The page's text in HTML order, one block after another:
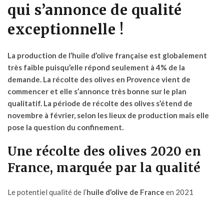
qui s’annonce de qualité
exceptionnelle !
La production de l’huile d’olive française est globalement
très faible puisqu’elle répond seulement à 4% de la
demande. La récolte des olives en Provence vient de
commencer et elle s’annonce très bonne sur le plan
qualitatif. La période de récolte des olives s’étend de
novembre à février, selon les lieux de production mais elle
pose la question du confinement.
Une récolte des olives 2020 en
France, marquée par la qualité
Le potentiel qualité de l’huile d’olive de France en 2021